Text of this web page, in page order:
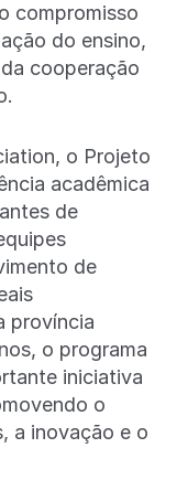
compromisso
do ensino,
cooperação
o Projeto
acadêmica
de
de
província
o programa
iniciativa
o
a inovação e o